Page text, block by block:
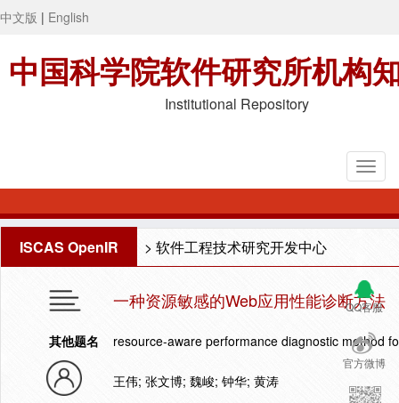
中文版 | English
中国科学院软件研究所机构
Institutional Repository
ISCAS OpenIR > 软件工程技术研究开发中心
QQ客服
官方微博
一种资源敏感的Web应用性能诊断方法
其他题名 resource-aware performance diagnostic method
王伟; 张文博; 魏峻; 钟华; 黄涛